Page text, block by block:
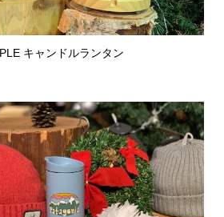
キャンドルランタン